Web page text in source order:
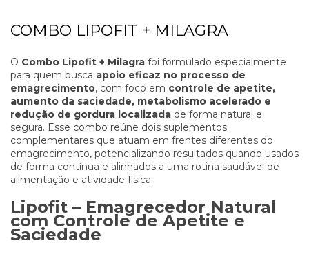
COMBO LIPOFIT + MILAGRA
O Combo Lipofit + Milagra foi formulado especialmente
para quem busca apoio eficaz no processo de
emagrecimento, com foco em controle de apetite,
aumento da saciedade, metabolismo acelerado e
redução de gordura localizada de forma natural e
segura. Esse combo reúne dois suplementos
complementares que atuam em frentes diferentes do
emagrecimento, potencializando resultados quando usados
de forma contínua e alinhados a uma rotina saudável de
alimentação e atividade física.
Lipofit – Emagrecedor Natural
com Controle de Apetite e
Saciedade